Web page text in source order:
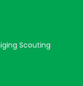
Scouting